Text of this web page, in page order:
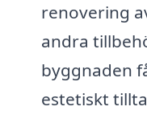
renovering
andra
byggnaden
estetiskt